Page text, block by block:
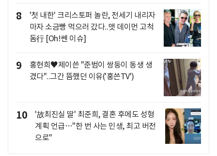
8
'첫 내한' 크리스토퍼 놀란, 전세기 내리자
마자 소금빵 먹으러 갔다..맷 데이먼 고척
돔行 [Oh!쎈 이슈]
9
홍현희♥제이쓴 "준범이 쌍둥이 동생 생
겼다"..그간 뜸했던 이유('홍쓴TV')
10
'故최진실 딸' 최준희, 결혼 후에도 성형
계획 언급…"한 번 사는 인생, 최고 버전
으로"